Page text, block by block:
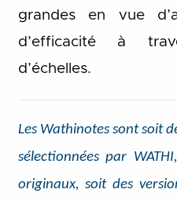
grandes en vue
d’efficacité à
d’échelles.
Les Wathinotes sont soit
sélectionnées par
originaux, soit des